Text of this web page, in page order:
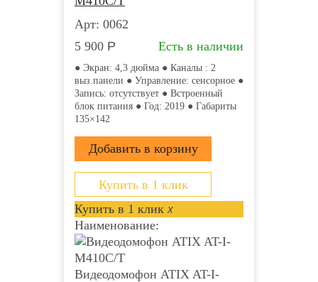
Арт: 0062
5 900 Р Есть в наличии
● Экран: 4,3 дюйма ● Каналы : 2
выз.панели ● Управление: сенсорное ●
Запись: отсутствует ● Встроенный
блок питания ● Год: 2019 ● Габариты
135×142
Купить в 1 клик
Купить в 1 клик x
Наименование:
Видеодомофон ATIX AT-I-